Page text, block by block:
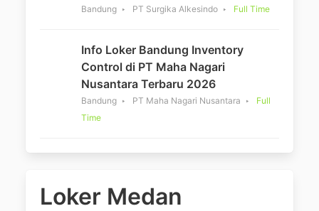
Bandung PT Surgika Alkesindo Full Time
Info Loker Bandung Inventory
Control di PT Maha Nagari
Nusantara Terbaru 2026
Bandung PT Maha Nagari Nusantara
Full
Time
Loker Medan